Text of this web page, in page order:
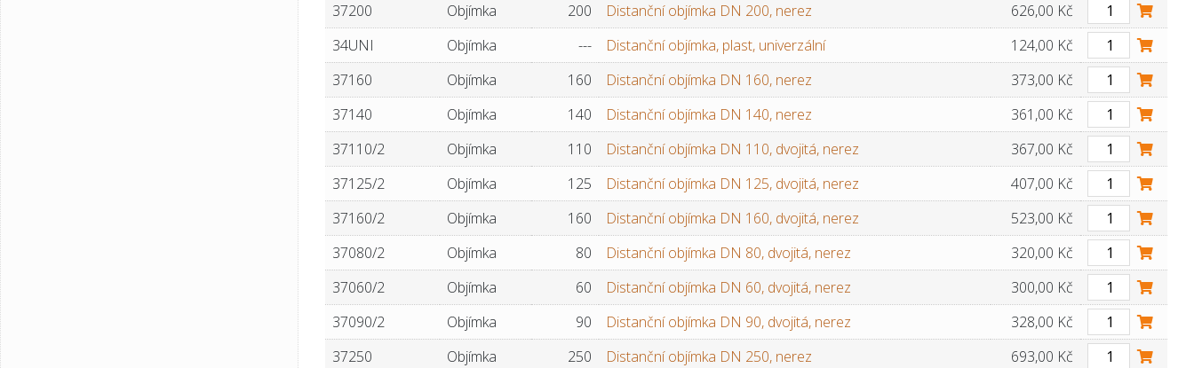
37200
Objímka 200 Distanční objímka DN 200, nerez
626,00 Kč
34UNI
Objímka --- Distanční objímka, plast, univerzální
124,00 Kč
37160
Objímka 160 Distanční objímka DN 160, nerez
373,00 Kč
37140
Objímka 140 Distanční objímka DN 140, nerez
361,00 Kč
37110/2
Objímka 110 Distanční objímka DN 110, dvojitá, nerez
367,00 Kč
37125/2
Objímka 125 Distanční objímka DN 125, dvojitá, nerez
407,00 Kč
37160/2
Objímka 160 Distanční objímka DN 160, dvojitá, nerez
523,00 Kč
37080/2
Objímka 80 Distanční objímka DN 80, dvojitá, nerez
320,00 Kč
37060/2
Objímka 60 Distanční objímka DN 60, dvojitá, nerez
300,00 Kč
37090/2
Objímka 90 Distanční objímka DN 90, dvojitá, nerez
328,00 Kč
37250
Objímka 250 Distanční objímka DN 250, nerez
693,00 Kč